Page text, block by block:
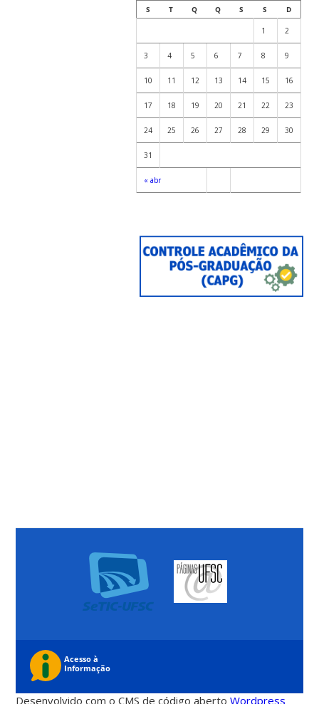
S
T Q Q S S D
« abr
1 2
3 4 5 6 7 8 9
10 11 12 13 14 15 16
17 18 19 20 21 22 23
24 25 26 27 28 29 30
31
Desenvolvido com o CMS de código abertoWordpress